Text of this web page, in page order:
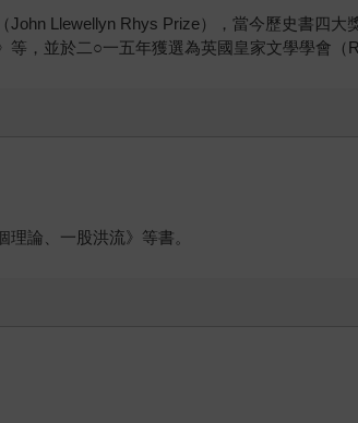
Llewellyn Rhys Prize），當今歷史書四大
，並於二○一五年獲選為英國皇家文學學會（
論、一股洪流》等書。